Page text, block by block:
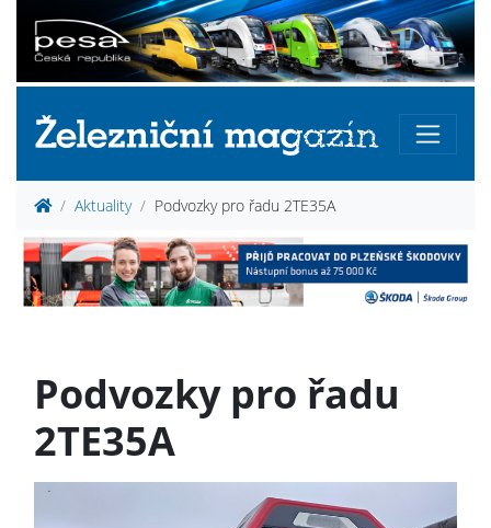
Aktuality Podvozky pro řadu 2TE35A
Podvozky pro řadu
2TE35A